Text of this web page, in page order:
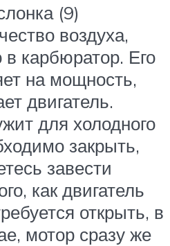
(9)
воздуха,
карбюратор. Его
на мощность,
двигатель.
для холодного
закрыть,
завести
как двигатель
открыть, в
мотор сразу же